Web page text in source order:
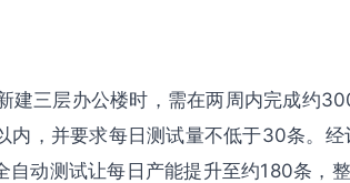
建三层办公楼时，需在两周内完成约
内，并要求每日测试量不低于30条。
自动测试让每日产能提升至约180条，